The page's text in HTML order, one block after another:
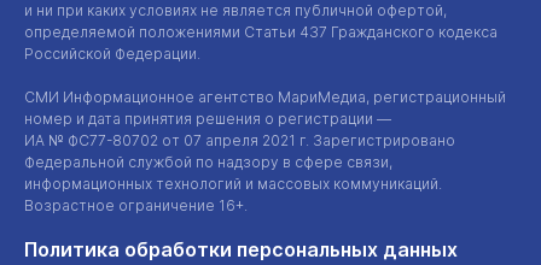
и ни при каких условиях не является публичной офертой,
определяемой положениями Статьи 437 Гражданского кодекса
Российской Федерации.
СМИ Информационное агентство МариМедиа, регистрационный
номер и дата принятия решения о регистрации —
ИА № ФС77-80702 от 07 апреля 2021 г. Зарегистрировано
Федеральной службой по надзору в сфере связи,
информационных технологий и массовых коммуникаций.
Возрастное ограничение 16+.
Политика обработки персональных данных